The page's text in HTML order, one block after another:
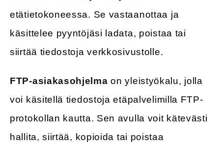
etätietokoneessa. Se vastaanottaa ja
käsittelee pyyntöjäsi ladata, poistaa tai
siirtää tiedostoja verkkosivustolle.
FTP-asiakasohjelma on yleistyökalu, jolla
voi käsitellä tiedostoja etäpalvelimilla FTP-
protokollan kautta. Sen avulla voit kätevästi
hallita, siirtää, kopioida tai poistaa